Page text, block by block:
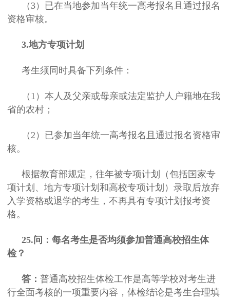
（3）已在当地参加当年统一高考报名且通过报名
资格审核。
3.地方专项计划
考生须同时具备下列条件：
（1）本人及父亲或母亲或法定监护人户籍地在我
省的农村；
（2）已参加当年统一高考报名且通过报名资格审
核。
根据教育部规定，往年被专项计划（包括国家专
项计划、地方专项计划和高校专项计划）录取后放弃
入学资格或退学的考生，不再具有专项计划报考资
格。
25.问：每名考生是否均须参加普通高校招生体
检？
答： 普通高校招生体检工作是高等学校对考生进
行全面考核的一项重要内容，体检结论是考生合理填